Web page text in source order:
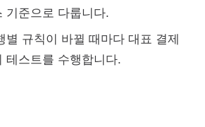
기준으로 다룹니다.
별 규칙이 바뀔 때마다 대표 결제
테스트를 수행합니다.